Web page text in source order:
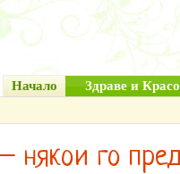
Начало Здраве и
някои го